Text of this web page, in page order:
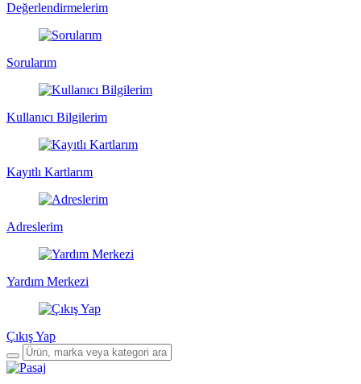
Değerlendirmelerim
Sorularım
Kullanıcı Bilgilerim
Kayıtlı Kartlarım
Adreslerim
Yardım Merkezi
Çıkış Yap